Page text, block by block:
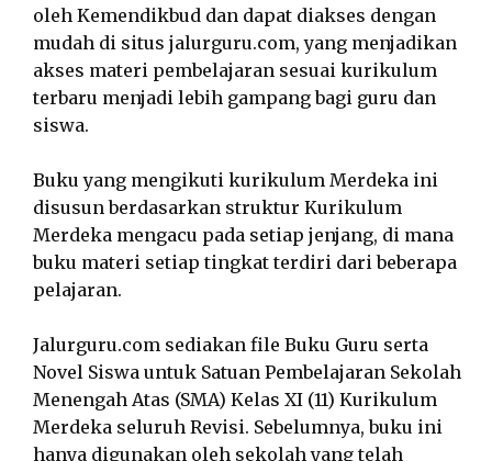
oleh Kemendikbud dan dapat diakses dengan
mudah di situs jalurguru.com, yang menjadikan
akses materi pembelajaran sesuai kurikulum
terbaru menjadi lebih gampang bagi guru dan
siswa.
Buku yang mengikuti kurikulum Merdeka ini
disusun berdasarkan struktur Kurikulum
Merdeka mengacu pada setiap jenjang, di mana
buku materi setiap tingkat terdiri dari beberapa
pelajaran.
Jalurguru.com sediakan file Buku Guru serta
Novel Siswa untuk Satuan Pembelajaran Sekolah
Menengah Atas (SMA) Kelas XI (11) Kurikulum
Merdeka seluruh Revisi. Sebelumnya, buku ini
hanya digunakan oleh sekolah yang telah